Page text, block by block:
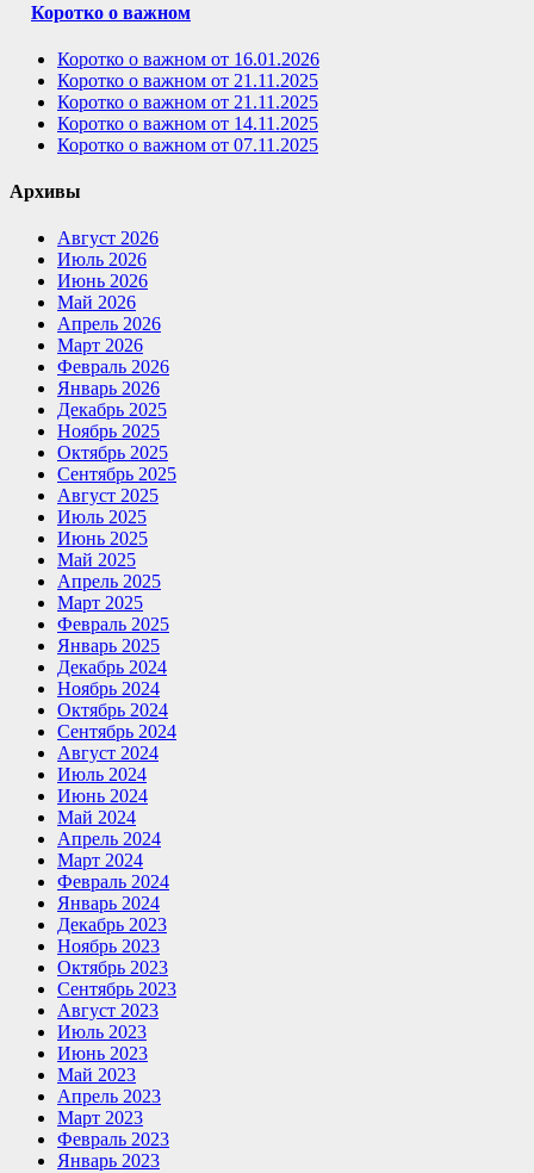
Коротко о важном
Коротко о важном от 16.01.2026
Коротко о важном от 21.11.2025
Коротко о важном от 21.11.2025
Коротко о важном от 14.11.2025
Коротко о важном от 07.11.2025
Архивы
Август 2026
Июль 2026
Июнь 2026
Май 2026
Апрель 2026
Март 2026
Февраль 2026
Январь 2026
Декабрь 2025
Ноябрь 2025
Октябрь 2025
Сентябрь 2025
Август 2025
Июль 2025
Июнь 2025
Май 2025
Апрель 2025
Март 2025
Февраль 2025
Январь 2025
Декабрь 2024
Ноябрь 2024
Октябрь 2024
Сентябрь 2024
Август 2024
Июль 2024
Июнь 2024
Май 2024
Апрель 2024
Март 2024
Февраль 2024
Январь 2024
Декабрь 2023
Ноябрь 2023
Октябрь 2023
Сентябрь 2023
Август 2023
Июль 2023
Июнь 2023
Май 2023
Апрель 2023
Март 2023
Февраль 2023
Январь 2023